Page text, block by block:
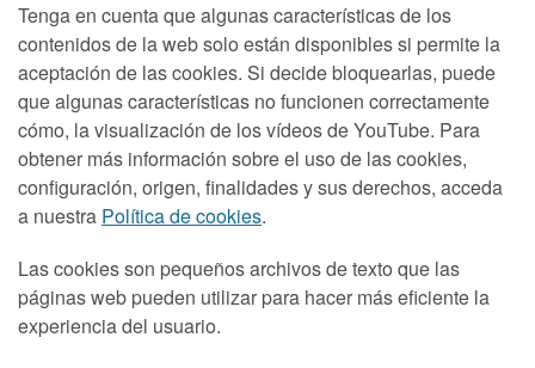
Tenga en cuenta que algunas características de los
contenidos de la web solo están disponibles si permite la
aceptación de las cookies. Si decide bloquearlas, puede
que algunas características no funcionen correctamente
cómo, la visualización de los vídeos de YouTube. Para
obtener más información sobre el uso de las cookies,
configuración, origen, finalidades y sus derechos, acceda
a nuestra Política de cookies.
Las cookies son pequeños archivos de texto que las
páginas web pueden utilizar para hacer más eficiente la
experiencia del usuario.